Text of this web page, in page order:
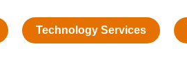
Technology Services